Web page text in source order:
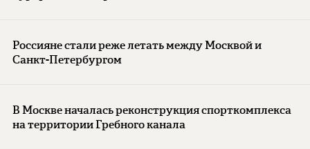
Россияне стали реже летать между Москвой и
Санкт-Петербургом
В Москве началась реконструкция спорткомплекса
на территории Гребного канала